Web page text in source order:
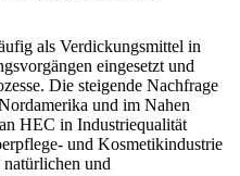
als Verdickungsmittel in
eingesetzt und
Die steigende Nachfrage
und im Nahen
HEC in Industriequalität
und Kosmetikindustrie
und